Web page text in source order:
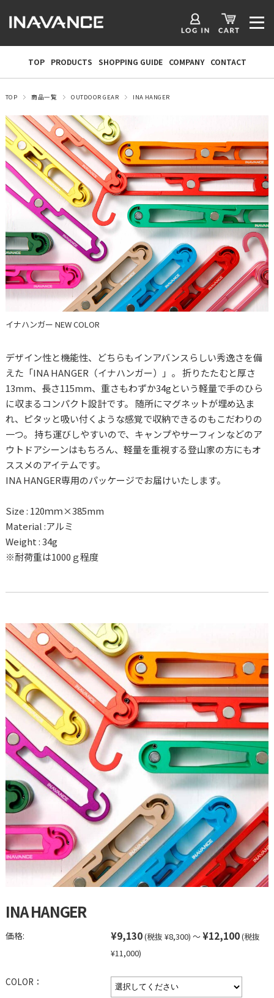
TOP PRODUCTS SHOPPING GUIDE COMPANY CONTACT
TOP 商品一覧 OUTDOOR GEAR INA HANGER
イナハンガー NEW COLOR
デザイン性と機能性、どちらもインアバンスらしい秀逸さを備
えた「INA HANGER（イナハンガー）」。 折りたたむと厚さ
13mm、長さ115mm、重さもわずか34gという軽量で手のひら
に収まるコンパクト設計です。 随所にマグネットが埋め込ま
れ、ピタッと吸い付くような感覚で収納できるのもこだわりの
一つ。 持ち運びしやすいので、キャンプやサーフィンなどのア
ウトドアシーンはもちろん、軽量を重視する登山家の方にもオ
ススメのアイテムです。
INA HANGER専用のパッケージでお届けいたします。
Size : 120ｍｍ×385mm
Material :アルミ
Weight : 34g
※耐荷重は1000ｇ程度
INA HANGER
価格: ¥9,130(税抜 ¥8,300) ～ ¥12,100(税抜
¥11,000)
COLOR：